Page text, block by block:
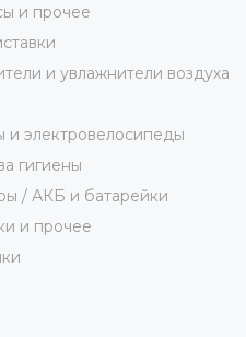
и прочее
и увлажнители воздуха
и электровелосипеды
гигиены
/ АКБ и батарейки
и прочее